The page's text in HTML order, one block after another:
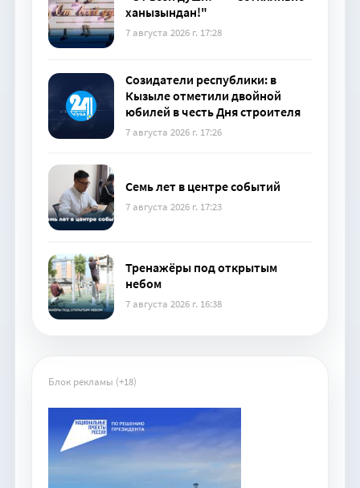
ханызындан!"
7 августа 2026 г. 17:28
Созидатели республики: в
Кызыле отметили двойной
юбилей в честь Дня строителя
7 августа 2026 г. 17:26
Семь лет в центре событий
7 августа 2026 г. 17:23
Тренажёры под открытым
небом
7 августа 2026 г. 16:38
Блок рекламы (+18)